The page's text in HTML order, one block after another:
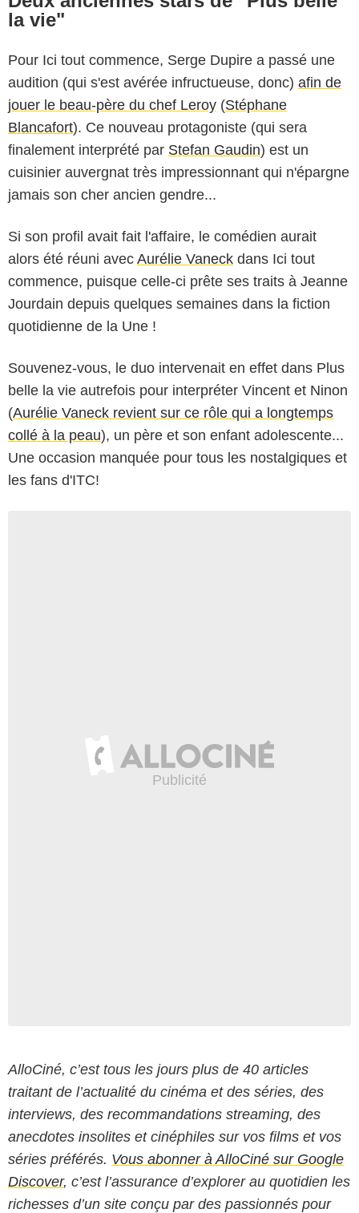
la vie"
Pour Ici tout commence, Serge Dupire a passé une
audition (qui s'est avérée infructueuse, donc) afin de
jouer le beau-père du chef Leroy (Stéphane
Blancafort). Ce nouveau protagoniste (qui sera
finalement interprété par Stefan Gaudin) est un
cuisinier auvergnat très impressionnant qui n'épargne
jamais son cher ancien gendre...
Si son profil avait fait l'affaire, le comédien aurait
alors été réuni avec Aurélie Vaneck dans Ici tout
commence, puisque celle-ci prête ses traits à Jeanne
Jourdain depuis quelques semaines dans la fiction
quotidienne de la Une !
Souvenez-vous, le duo intervenait en effet dans Plus
belle la vie autrefois pour interpréter Vincent et Ninon
(Aurélie Vaneck revient sur ce rôle qui a longtemps
collé à la peau), un père et son enfant adolescente...
Une occasion manquée pour tous les nostalgiques et
les fans d'ITC!
AlloCiné, c’est tous les jours plus de 40 articles
traitant de l’actualité du cinéma et des séries, des
interviews, des recommandations streaming, des
anecdotes insolites et cinéphiles sur vos films et vos
séries préférés. Vous abonner à AlloCiné sur Google
Discover, c’est l’assurance d’explorer au quotidien les
richesses d’un site conçu par des passionnés pour